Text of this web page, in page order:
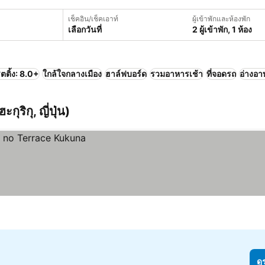
เช็คอิน/เช็คเอาท์
เลือกวันที่
ผู้เข้าพักและห้องพัก
2 ผู้เข้าพัก, 1 ห้อง
ตติ้ง: 8.0+ ใกล้ใจกลางเมือง ฮาล์ฟบอร์ด รวมอาหารเช้า ที่จอดรถ อ่างอ
ะกุริกุ, ญี่ปุ่น)
ดู